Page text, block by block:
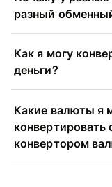
разный
Как я могу
деньги?
Какие валюты я
конвертировать
конвертором